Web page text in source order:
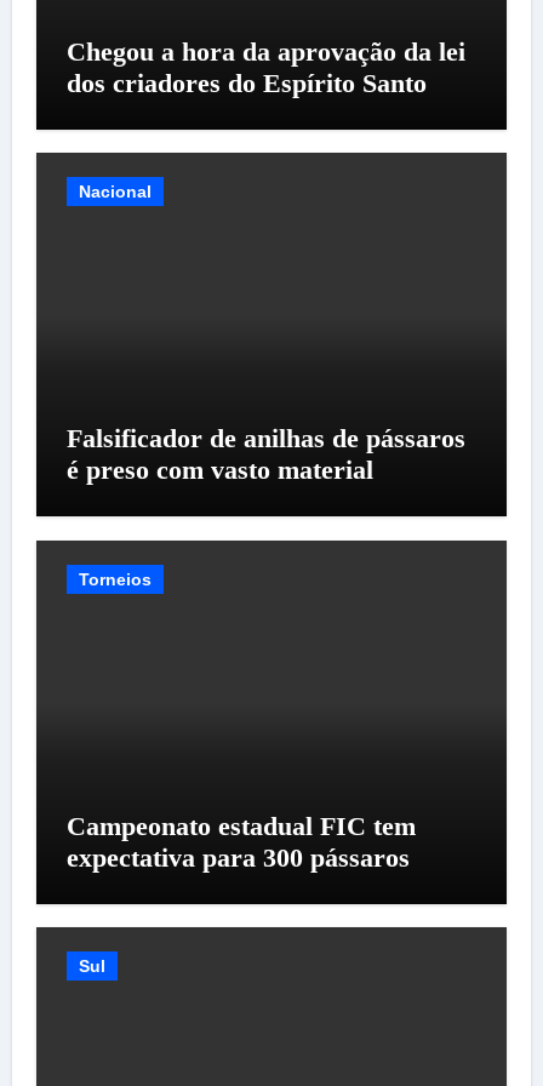
Chegou a hora da aprovação da lei
dos criadores do Espírito Santo
Nacional
Falsificador de anilhas de pássaros
é preso com vasto material
Torneios
Campeonato estadual FIC tem
expectativa para 300 pássaros
Sul